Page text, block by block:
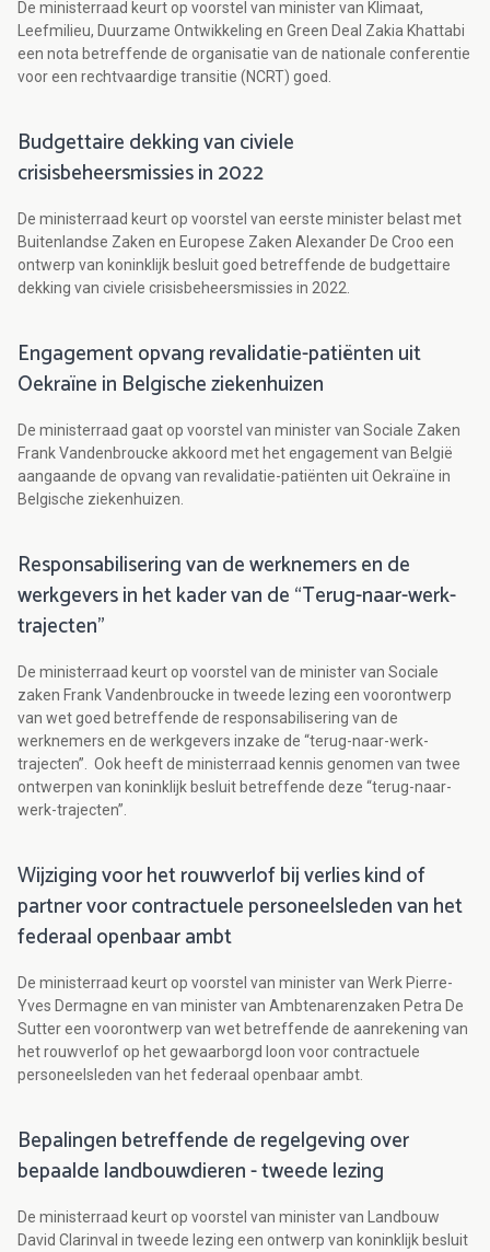
De ministerraad keurt op voorstel van minister van Klimaat,
Leefmilieu, Duurzame Ontwikkeling en Green Deal Zakia Khattabi
een nota betreffende de organisatie van de nationale conferentie
voor een rechtvaardige transitie (NCRT) goed.
Budgettaire dekking van civiele
crisisbeheersmissies in 2022
De ministerraad keurt op voorstel van eerste minister belast met
Buitenlandse Zaken en Europese Zaken Alexander De Croo een
ontwerp van koninklijk besluit goed betreffende de budgettaire
dekking van civiele crisisbeheersmissies in 2022.
Engagement opvang revalidatie-patiënten uit
Oekraïne in Belgische ziekenhuizen
De ministerraad gaat op voorstel van minister van Sociale Zaken
Frank Vandenbroucke akkoord met het engagement van België
aangaande de opvang van revalidatie-patiënten uit Oekraïne in
Belgische ziekenhuizen.
Responsabilisering van de werknemers en de
werkgevers in het kader van de “Terug-naar-werk-
trajecten”
De ministerraad keurt op voorstel van de minister van Sociale
zaken Frank Vandenbroucke in tweede lezing een voorontwerp
van wet goed betreffende de responsabilisering van de
werknemers en de werkgevers inzake de “terug-naar-werk-
trajecten”. Ook heeft de ministerraad kennis genomen van twee
ontwerpen van koninklijk besluit betreffende deze “terug-naar-
werk-trajecten”.
Wijziging voor het rouwverlof bij verlies kind of
partner voor contractuele personeelsleden van het
federaal openbaar ambt
De ministerraad keurt op voorstel van minister van Werk Pierre-
Yves Dermagne en van minister van Ambtenarenzaken Petra De
Sutter een voorontwerp van wet betreffende de aanrekening van
het rouwverlof op het gewaarborgd loon voor contractuele
personeelsleden van het federaal openbaar ambt.
Bepalingen betreffende de regelgeving over
bepaalde landbouwdieren - tweede lezing
De ministerraad keurt op voorstel van minister van Landbouw
David Clarinval in tweede lezing een ontwerp van koninklijk besluit